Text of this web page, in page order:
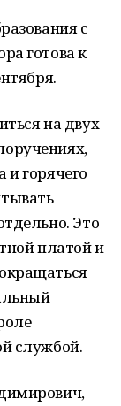
с
готова к
на двух
и горячего
Это
платой и
службой.